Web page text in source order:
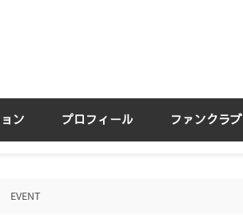
ン プロフィール ファンクラブ
EVENT